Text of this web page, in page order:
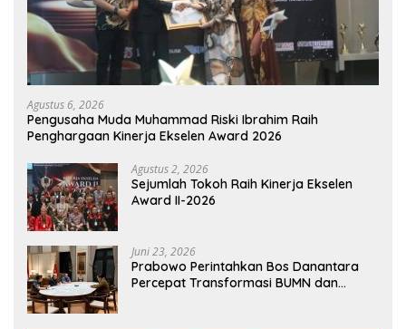
Agustus 6, 2026
Pengusaha Muda Muhammad Riski Ibrahim Raih
Penghargaan Kinerja Ekselen Award 2026
Agustus 2, 2026
Sejumlah Tokoh Raih Kinerja Ekselen
Award II-2026
Juni 23, 2026
Prabowo Perintahkan Bos Danantara
Percepat Transformasi BUMN dan